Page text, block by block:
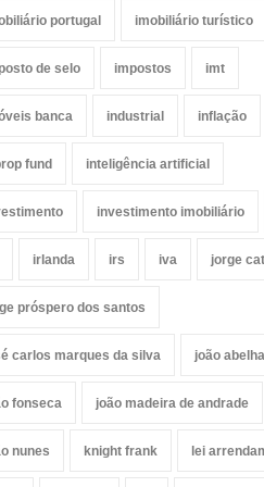
portugal imobiliário turístico
de selo impostos imt
banca industrial inflação
fund inteligência artificial
investimento imobiliário
irlanda irs iva jorge
próspero dos santos
carlos marques da silva joão abelha
fonseca joão madeira de andrade
nunes knight frank lei